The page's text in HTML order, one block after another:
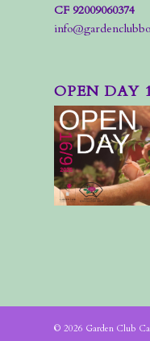
CF 92009060374
OPEN DAY
© 2026 Garden Club